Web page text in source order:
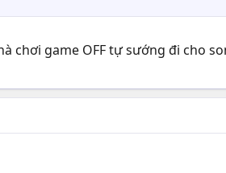
chơi game OFF tự sướng đi cho